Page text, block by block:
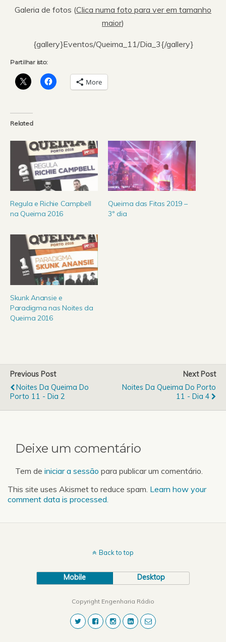
Galeria de fotos (Clica numa foto para ver em tamanho
maior)
{gallery}Eventos/Queima_11/Dia_3{/gallery}
Partilhar isto:
More
Related
Regula e Richie Campbell
na Queima 2016
Queima das Fitas 2019 –
3º dia
Skunk Anansie e
Paradigma nas Noites da
Queima 2016
Previous Post
Noites Da Queima Do
Porto 11 - Dia 2
Next Post
Noites Da Queima Do Porto
11 - Dia 4
Deixe um comentário
Tem de iniciar a sessão para publicar um comentário.
This site uses Akismet to reduce spam. Learn how your
comment data is processed.
Back to top
Mobile Desktop
Copyright Engenharia Rádio